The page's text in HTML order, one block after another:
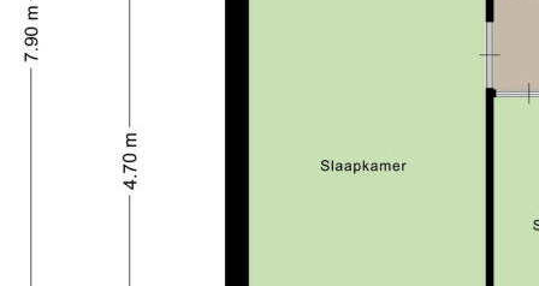
Dronten, nieuw land midden in Nederland. Eens de
Zuiderzee en nu een zee aan ruimte. Zo weids als het
uitzicht over onze polders en wateren, zo onbegrensd
zijn hier de mogelijkheden. Het is goed leven, hier in
een van de grootste gemeenten van het land en het
is er fijn wonen en werken. Omringd door landerijen
en kustlijnen, tussen Randstad en randmeren. Dit is
Dronten. Dit is jouw ruimte.
Ook voor faciliteiten zoals een theater,